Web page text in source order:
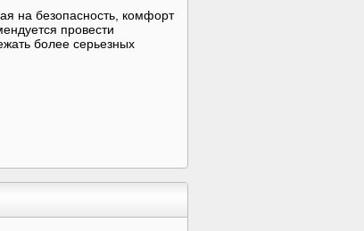
на безопасность, комфорт
провести
более серьезных